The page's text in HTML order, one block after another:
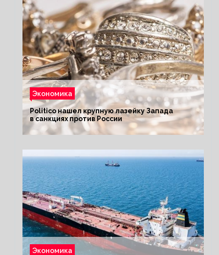
Экономика
Politico нашел крупную лазейку Запада
в санкциях против России
Экономика